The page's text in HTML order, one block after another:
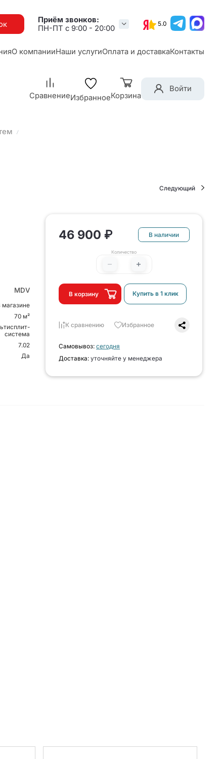
Приём звонков:
ПН-ПТ с 9:00 - 20:00
5.0
О компанииНаши услугиОплата и доставкаКонтакты
СравнениеИзбранноеКорзина
Войти
Следующий
MDV
магазине
70 м²
система
7.02
Да
46 900 ₽ В наличии
Количество
В корзину Купить в 1 клик
К сравнению Избранное
Самовывоз: сегодня
Доставка: уточняйте у менеджера